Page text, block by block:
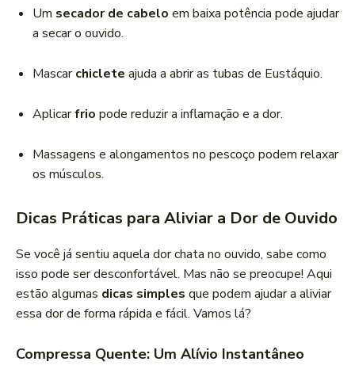
Um secador de cabelo em baixa potência pode ajudar
a secar o ouvido.
Mascarchiclete ajuda a abrir as tubas de Eustáquio.
Aplicarfrio pode reduzir a inflamação e a dor.
Massagens e alongamentos no pescoço podem relaxar
os músculos.
Dicas Práticas para Aliviar a Dor de Ouvido
Se você já sentiu aquela dor chata no ouvido, sabe como
isso pode ser desconfortável. Mas não se preocupe! Aqui
estão algumas dicas simples que podem ajudar a aliviar
essa dor de forma rápida e fácil. Vamos lá?
Compressa Quente: Um Alívio Instantâneo